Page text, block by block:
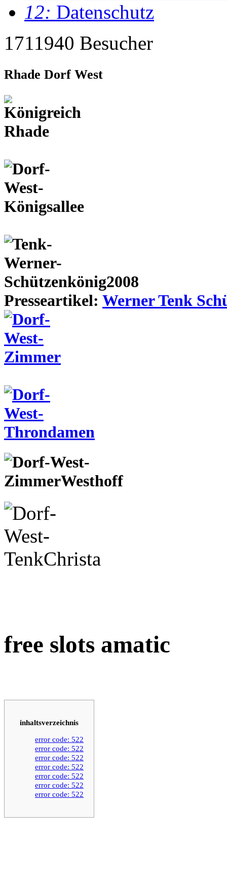
12: Datenschutz
1711940 Besucher
Rhade Dorf West
Presseartikel: Werner Tenk
free slots amatic
inhaltsverzeichnis
error code: 522
error code: 522
error code: 522
error code: 522
error code: 522
error code: 522
error code: 522